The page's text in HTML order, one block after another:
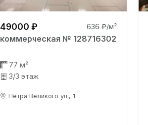
49000 ₽ 636 ₽/м²
коммерческая № 128716302
77 м²
3/3 этаж
Петра Великого ул., 1